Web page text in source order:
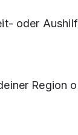
oder
Region